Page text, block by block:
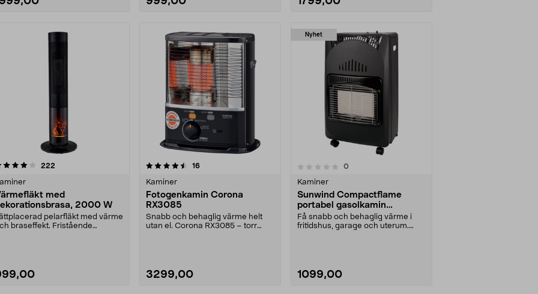
222
med
2000 W
pelarfläkt med värme
braseffekt. Fristående
4.5 av 5 stjärnor 16recensioner
Kaminer
Fotogenkamin Corona
RX3085
Snabb och behaglig värme helt
utan el. Corona RX3085 – torr
3299,00
Nyhet
0.0 av 5 stjärnor 0
Kaminer
Sunwind Compactflame
portabel gasolkamin
inomhus, 4,2 kW
Få snabb och behaglig värme i
fritidshus, garage och uterum.
1099,00